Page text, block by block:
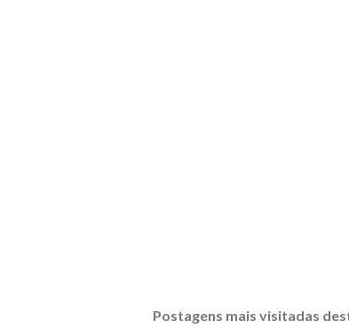
Postagens mais visitadas